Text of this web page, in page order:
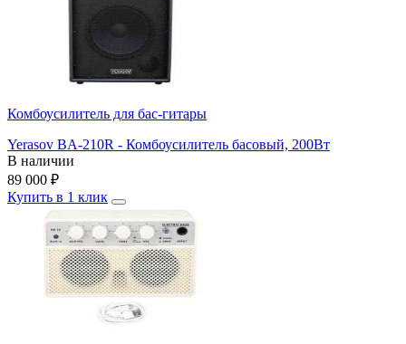
Комбоусилитель для бас-гитары
Yerasov BA-210R - Комбоусилитель басовый, 200Вт
В наличии
89 000 ₽
Купить в 1 клик